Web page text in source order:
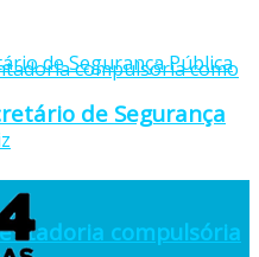
compulsória
de Segurança